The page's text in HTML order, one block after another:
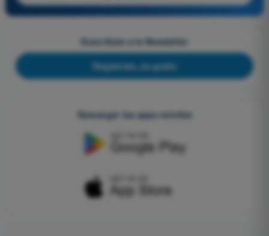
Suscríbete a la Newsletter
Regístrate, es gratis
Descargar las apps móviles